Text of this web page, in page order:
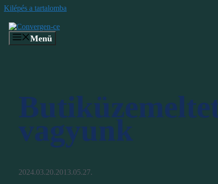
Kilépés a tartalomba
Menü
vagyunk
2024.03.20.2013.05.27.